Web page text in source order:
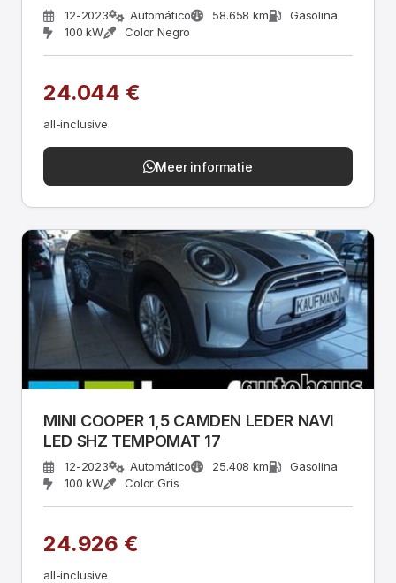
12-2023 Automático 58.658 km
Gasolina
100 kW
Color Negro
24.044 €
all-inclusive
Meer informatie
MINI COOPER 1,5 CAMDEN LEDER NAVI
LED SHZ TEMPOMAT 17
12-2023 Automático 25.408 km
Gasolina
100 kW
Color Gris
24.926 €
all-inclusive